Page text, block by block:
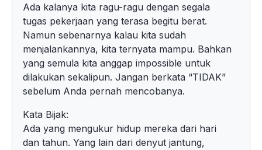
Ada kalanya kita ragu-ragu dengan segala
tugas pekerjaan yang terasa begitu berat.
Namun sebenarnya kalau kita sudah
menjalankannya, kita ternyata mampu. Bahkan
yang semula kita anggap impossible untuk
dilakukan sekalipun. Jangan berkata “TIDAK”
sebelum Anda pernah mencobanya.
Kata Bijak:
Ada yang mengukur hidup mereka dari hari
dan tahun. Yang lain dari denyut jantung,